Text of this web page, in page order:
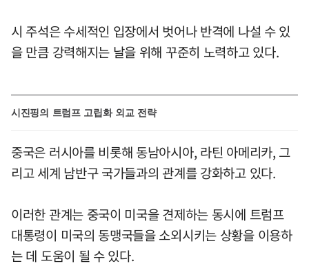
시 주석은 수세적인 입장에서 벗어나 반격에 나설 수 있
을 만큼 강력해지는 날을 위해 꾸준히 노력하고 있다.
시진핑의 트럼프 고립화 외교 전략
중국은 러시아를 비롯해 동남아시아, 라틴 아메리카, 그
리고 세계 남반구 국가들과의 관계를 강화하고 있다.
이러한 관계는 중국이 미국을 견제하는 동시에 트럼프
대통령이 미국의 동맹국들을 소외시키는 상황을 이용하
는 데 도움이 될 수 있다.